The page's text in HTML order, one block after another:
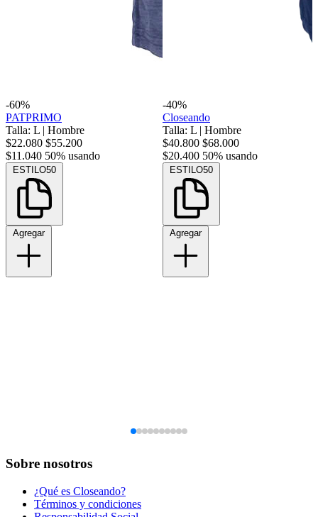
-60%
PATPRIMO
Talla: L | Hombre
$22.080 $55.200
$11.040 50% usando
ESTILO50
Agregar
-40%
Closeando
Talla: L | Hombre
$40.800 $68.000
$20.400 50% usando
ESTILO50
Agregar
Sobre nosotros
¿Qué es Closeando?
Términos y condiciones